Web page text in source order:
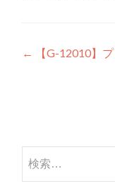
投稿ナビ
←
【G-12010】
検索: